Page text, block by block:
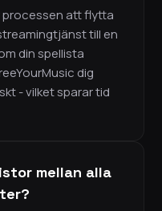
processen att flytta
till en
din spellista
dig
- vilket sparar tid
mellan alla